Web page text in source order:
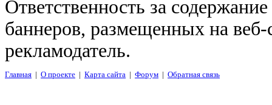
Ответственность за
баннеров, размещенных на
рекламодатель.
Главная | О проекте | Карта сайта | Форум | Обратная связь